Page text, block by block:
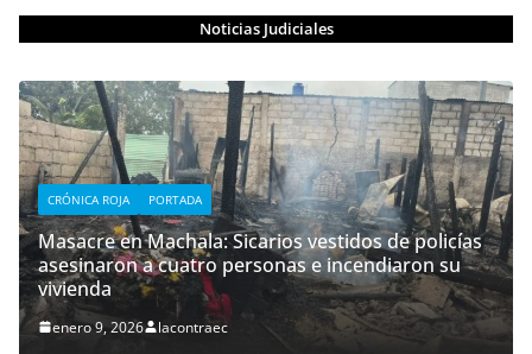
Noticias Judiciales
CRÓNICA ROJA PORTADA
Masacre en Machala: Sicarios vestidos de policías
asesinaron a cuatro personas e incendiaron su
vivienda
enero 9, 2026 lacontraec